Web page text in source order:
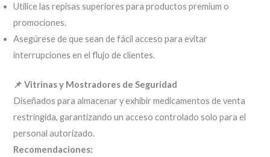
Utilice las repisas superiores para productos premium o
promociones.
Asegúrese de que sean de fácil acceso para evitar
interrupciones en el flujo de clientes.
📌 Vitrinas y Mostradores de Seguridad
Diseñados para almacenar y exhibir medicamentos de venta
restringida, garantizando un acceso controlado solo para el
personal autorizado.
Recomendaciones: